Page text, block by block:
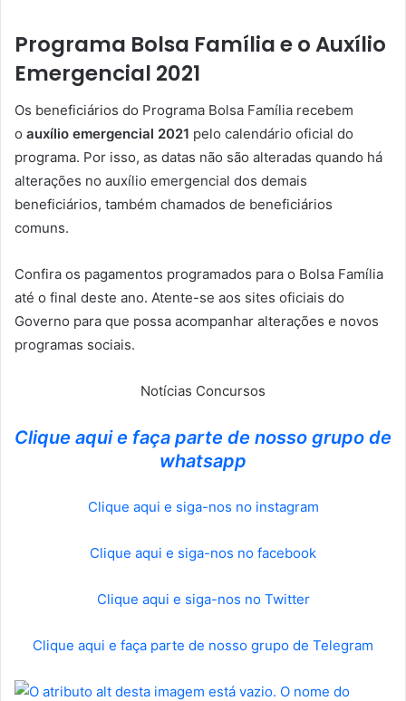
Programa Bolsa Família e o Auxílio
Emergencial 2021
Os beneficiários do Programa Bolsa Família recebem
o auxílio emergencial 2021 pelo calendário oficial do
programa. Por isso, as datas não são alteradas quando há
alterações no auxílio emergencial dos demais
beneficiários, também chamados de beneficiários
comuns.
Confira os pagamentos programados para o Bolsa Família
até o final deste ano. Atente-se aos sites oficiais do
Governo para que possa acompanhar alterações e novos
programas sociais.
Notícias Concursos
Clique aqui e faça parte de nosso grupo de
whatsapp
Clique aqui e siga-nos no instagram
Clique aqui e siga-nos no facebook
Clique aqui e siga-nos no Twitter
Clique aqui e faça parte de nosso grupo de Telegram